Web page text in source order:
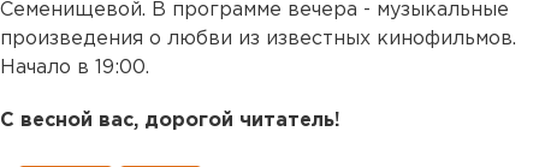
Семенищевой. В программе вечера - музыкальные
произведения о любви из известных кинофильмов.
Начало в 19:00.
С весной вас, дорогой читатель!